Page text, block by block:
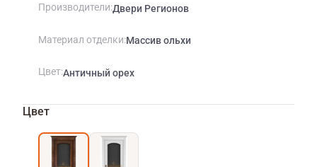
Производители Двери Регионов
Материал отделки Массив ольхи
ЦветАнтичный орех
Цвет